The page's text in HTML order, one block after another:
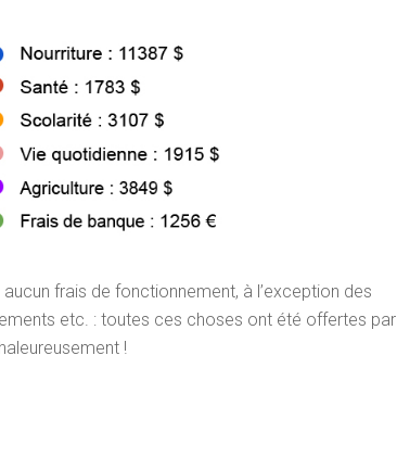
frais de fonctionnement, à l’exception des
etc. : toutes ces choses ont été offertes par
!